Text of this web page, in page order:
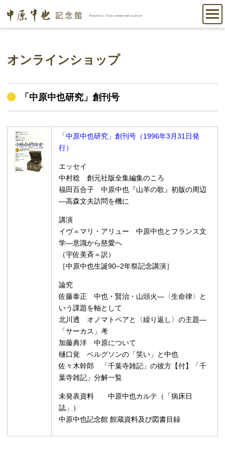
オンラインショップ
「中原中也研究」創刊号
「中原中也研究」創刊号（1996年3月31日発
行）
エッセイ
中村稔 創元社版全集編集のころ
福田百合子 中原中也『山羊の歌』初版の周辺
—高森文夫訪問を機に
講演
イヴ＝マリ・アリュー 中原中也とフランス文
学—意識から慈愛へ
（宇佐美斉＝訳）
［中原中也生誕90−2年祭記念講演］
論究
佐藤泰正 中也・賢治・山頭火—〈生命律〉と
いう課題を軸として
北川透 オノマトペアと〈繰り返し〉の主題—
「サーカス」考
加藤典洋 中原について
樋口覚 ベルグソンの「笑い」と中也
佐々木幹郎 「千葉寺雑記」の彼方【付】「千
葉寺雑記」分解一覧
未発表資料 中原中也カルテ（「病床日
誌」）
中原中也記念館 館蔵資料及び図書目録